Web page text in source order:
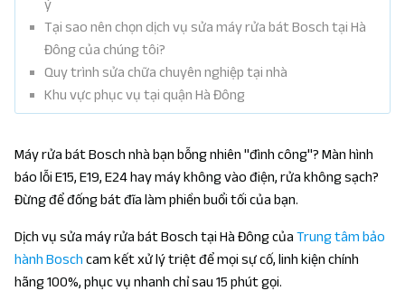
ý
Tại sao nên chọn dịch vụ sửa máy rửa bát Bosch tại Hà
Đông của chúng tôi?
Quy trình sửa chữa chuyên nghiệp tại nhà
Khu vực phục vụ tại quận Hà Đông
Máy rửa bát Bosch nhà bạn bỗng nhiên "đình công"? Màn hình
báo lỗi E15, E19, E24 hay máy không vào điện, rửa không sạch?
Đừng để đống bát đĩa làm phiền buổi tối của bạn.
Dịch vụ sửa máy rửa bát Bosch tại Hà Đông của Trung tâm bảo
hành Bosch cam kết xử lý triệt để mọi sự cố, linh kiện chính
hãng 100%, phục vụ nhanh chỉ sau 15 phút gọi.